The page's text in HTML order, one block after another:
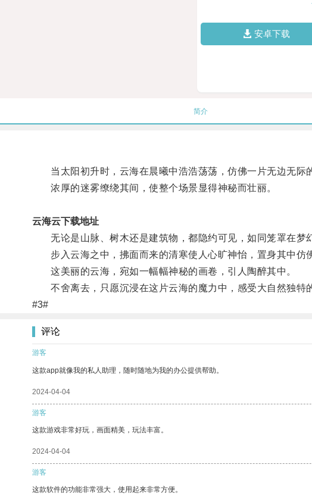
安卓下载
简介
当太阳初升时，云海在晨曦中浩浩荡荡，仿佛一片无边无际
浓厚的迷雾缭绕其间，使整个场景显得神秘而壮丽。
云海云下载地址
无论是山脉、树木还是建筑物，都隐约可见，如同笼罩在梦
步入云海之中，拂面而来的清寒使人心旷神怡，置身其中仿
这美丽的云海，宛如一幅幅神秘的画卷，引人陶醉其中。
不舍离去，只愿沉浸在这片云海的魔力中，感受大自然独特
#3#
评论
游客
这款app就像我的私人助理，随时随地为我的办公提供帮助。
2024-04-04
游客
这款游戏非常好玩，画面精美，玩法丰富。
2024-04-04
游客
这款软件的功能非常强大，使用起来非常方便。